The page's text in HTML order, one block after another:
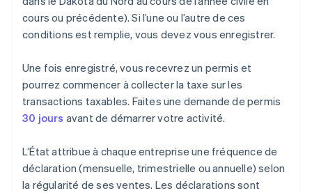
cours ou précédente). Si l’une ou l’autre de ces
conditions est remplie, vous devez vous enregistrer.
Une fois enregistré, vous recevrez un permis et
pourrez commencer à collecter la taxe sur les
transactions taxables. Faites une demande de permis
30 jours avant de démarrer votre activité.
L’État attribue à chaque entreprise une fréquence de
déclaration (mensuelle, trimestrielle ou annuelle) selon
la régularité de ses ventes. Les déclarations sont